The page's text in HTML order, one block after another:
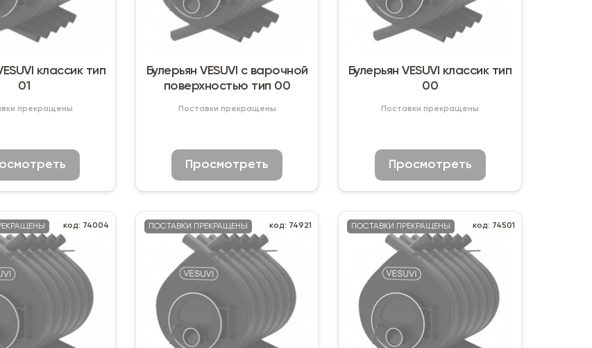
01
прекращены
Булерьян VESUVI с варочной
поверхностью тип 00
Поставки прекращены
Просмотреть
Булерьян VESUVI классик тип
00
Поставки прекращены
Просмотреть
код: 74004 ПОСТАВКИ ПРЕКРАЩЕНЫ код: 74921 ПОСТАВКИ ПРЕКРАЩЕНЫ код: 74501